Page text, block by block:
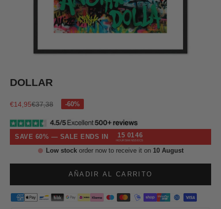
DOLLAR
Precio de oferta
€14,95Precio normal
€37,38
SAVE 60% — SALE ENDS IN 15
HOURS
01
MINS
45
SECS
Low stockorder now to receive it on 10 August
AÑADIR AL CARRITO